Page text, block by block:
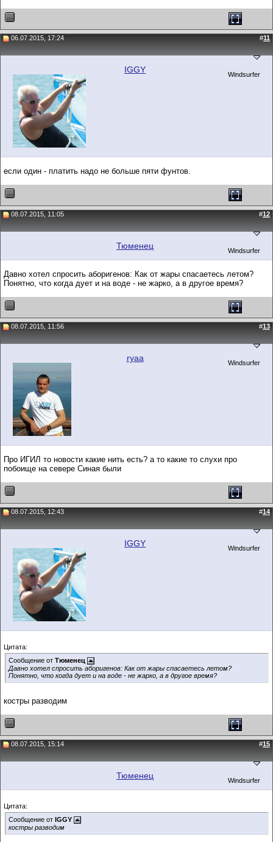
06.07.2015, 17:24 #11
IGGY Windsurfer
если один - платить надо не больше пяти фунтов.
08.07.2015, 11:05 #12
Тюменец Windsurfer
Давно хотел спросить аборигенов: Как от жары спасаетесь летом?
Понятно, что когда дует и на воде - не жарко, а в другое время?
08.07.2015, 11:56 #13
ryaa Windsurfer
Про ИГИЛ то новости какие нить есть? а то какие то слухи про
побоище на севере Синая были
08.07.2015, 12:43 #14
IGGY Windsurfer
Цитата:
Сообщение от Тюменец
Давно хотел спросить аборигенов: Как от жары спасаетесь летом?
Понятно, что когда дует и на воде - не жарко, а в другое время?
костры разводим
08.07.2015, 15:14 #15
Тюменец Windsurfer
Цитата:
Сообщение от IGGY
костры разводим